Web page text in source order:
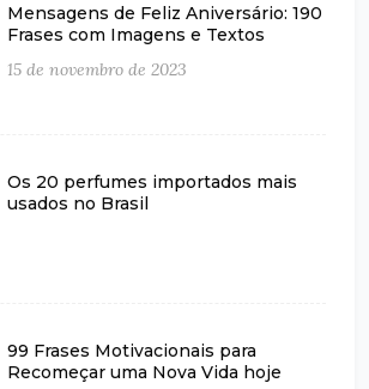
Mensagens de Feliz Aniversário: 190
Frases com Imagens e Textos
15 de novembro de 2023
Os 20 perfumes importados mais
usados no Brasil
99 Frases Motivacionais para
Recomeçar uma Nova Vida hoje